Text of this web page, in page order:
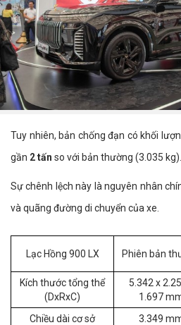
Tuy nhiên, bản chống đạn có khối
gần 2 tấn so với bản thường (3.035 kg).
Sự chênh lệch này là nguyên nhân
và quãng đường di chuyển của xe.
Lạc Hồng 900 LX Phiên bản
Kích thước tổng thể
(DxRxC)
5.342 x
1.697
Chiều dài cơ sở
3.349